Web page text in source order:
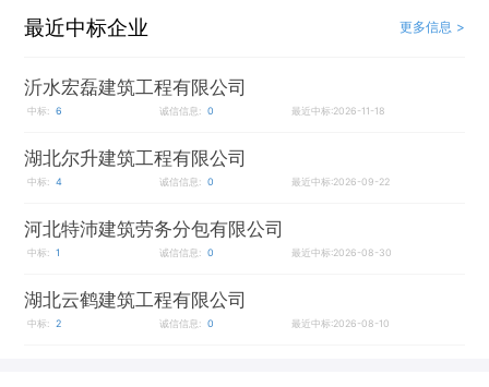
最近中标企业 更多信息 >
沂水宏磊建筑工程有限公司
中标: 6 诚信信息: 0 最近中标:2026-11-18
湖北尔升建筑工程有限公司
中标: 4 诚信信息: 0 最近中标:2026-09-22
河北特沛建筑劳务分包有限公司
中标: 1 诚信信息: 0 最近中标:2026-08-30
湖北云鹤建筑工程有限公司
中标: 2 诚信信息: 0 最近中标:2026-08-10